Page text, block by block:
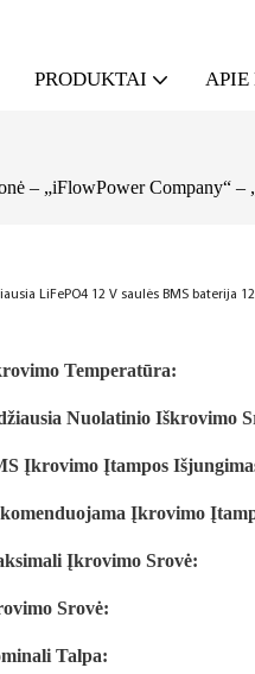
PRODUKTAI APIE
– „iFlowPower Company“ –
LiFePO4 12 V saulės BMS baterija
Temperatūra:
Nuolatinio Iškrovimo
Įkrovimo Įtampos
Įkrovimo
Įkrovimo Srovė:
Srovė:
Talpa: